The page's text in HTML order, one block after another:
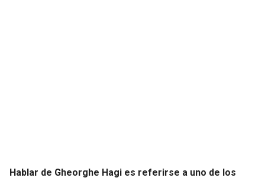
Hablar de Gheorghe Hagi es referirse a uno de los